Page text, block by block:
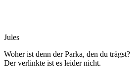
Jules
Woher ist denn der Parka, den du trägst?
Der verlinkte ist es leider nicht.